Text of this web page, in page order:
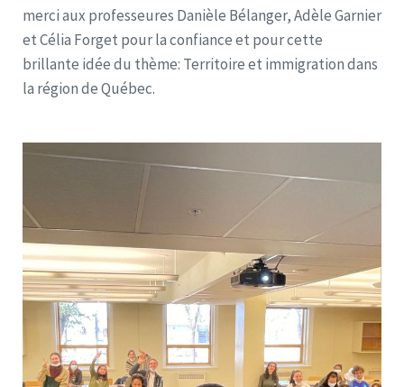
merci aux professeures Danièle Bélanger, Adèle Garnier
et Célia Forget pour la confiance et pour cette
brillante idée du thème: Territoire et immigration dans
la région de Québec.